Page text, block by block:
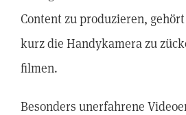
Content zu produzieren,
kurz die Handykamera zu
filmen.
Besonders unerfahrene